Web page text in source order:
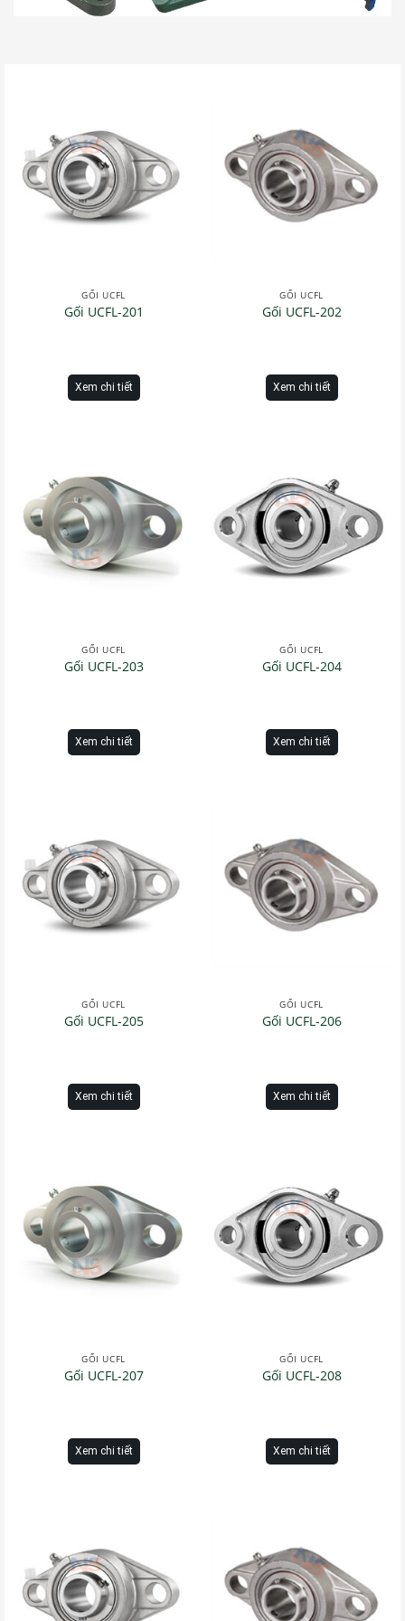
GỐI UCFL
Gối UCFL-201
Xem chi tiết
GỐI UCFL
Gối UCFL-202
Xem chi tiết
GỐI UCFL
Gối UCFL-203
Xem chi tiết
GỐI UCFL
Gối UCFL-204
Xem chi tiết
GỐI UCFL
Gối UCFL-205
Xem chi tiết
GỐI UCFL
Gối UCFL-206
Xem chi tiết
GỐI UCFL
Gối UCFL-207
Xem chi tiết
GỐI UCFL
Gối UCFL-208
Xem chi tiết